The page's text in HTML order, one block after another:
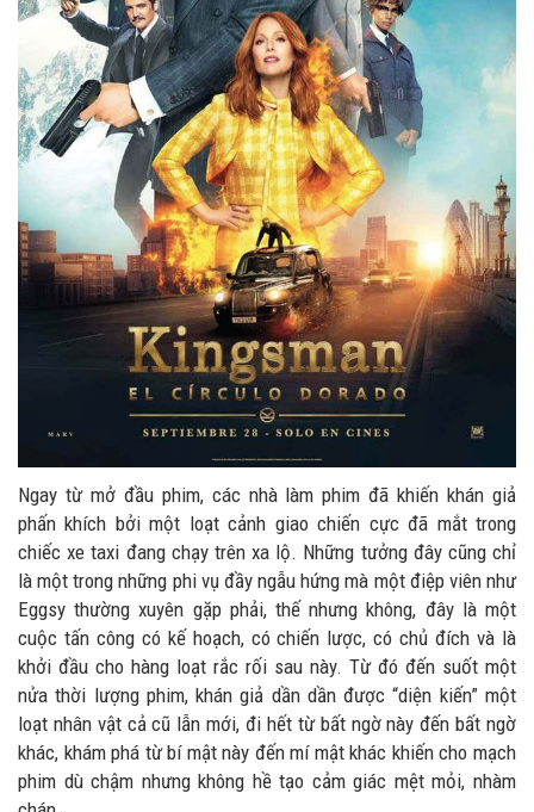
Ngay từ mở đầu phim, các nhà làm phim đã khiến khán giả
phấn khích bởi một loạt cảnh giao chiến cực đã mắt trong
chiếc xe taxi đang chạy trên xa lộ. Những tưởng đây cũng chỉ
là một trong những phi vụ đầy ngẫu hứng mà một điệp viên như
Eggsy thường xuyên gặp phải, thế nhưng không, đây là một
cuộc tấn công có kế hoạch, có chiến lược, có chủ đích và là
khởi đầu cho hàng loạt rắc rối sau này. Từ đó đến suốt một
nửa thời lượng phim, khán giả dần dần được “diện kiến” một
loạt nhân vật cả cũ lẫn mới, đi hết từ bất ngờ này đến bất ngờ
khác, khám phá từ bí mật này đến mí mật khác khiến cho mạch
phim dù chậm nhưng không hề tạo cảm giác mệt mỏi, nhàm